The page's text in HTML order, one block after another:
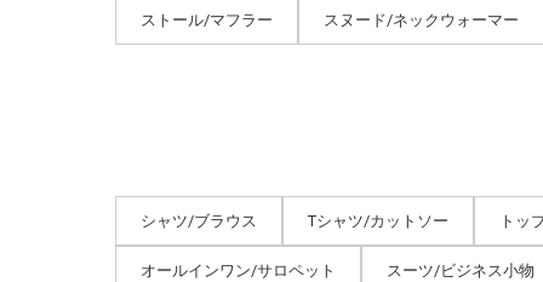
ストール/マフラー スヌード/ネックウォーマー
シャツ/ブラウス Tシャツ/カットソー トッ
オールインワン/サロペット スーツ/ビジネス小物